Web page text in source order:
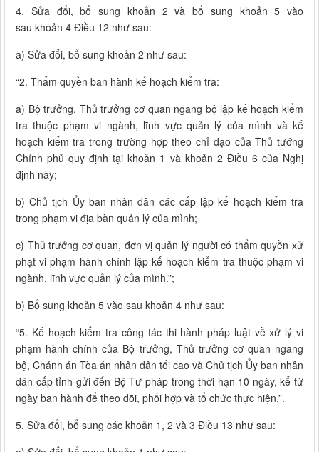
4. Sửa đổi, bổ sung khoản 2 và bổ sung khoản 5 vào
sau khoản 4 Điều 12 như sau:
a) Sửa đổi, bổ sung khoản 2 như sau:
“2. Thẩm quyền ban hành kế hoạch kiểm tra:
a) Bộ trưởng, Thủ trưởng cơ quan ngang bộ lập kế hoạch kiểm
tra thuộc phạm vi ngành, lĩnh vực quản lý của mình và kế
hoạch kiểm tra trong trường hợp theo chỉ đạo của Thủ tướng
Chính phủ quy định tại khoản 1 và khoản 2 Điều 6 của Nghị
định này;
b) Chủ tịch Ủy ban nhân dân các cấp lập kế hoạch kiểm tra
trong phạm vi địa bàn quản lý của mình;
c) Thủ trưởng cơ quan, đơn vị quản lý người có thẩm quyền xử
phạt vi phạm hành chính lập kế hoạch kiểm tra thuộc phạm vi
ngành, lĩnh vực quản lý của mình.”;
b) Bổ sung khoản 5 vào sau khoản 4 như sau:
“5. Kế hoạch kiểm tra công tác thi hành pháp luật về xử lý vi
phạm hành chính của Bộ trưởng, Thủ trưởng cơ quan ngang
bộ, Chánh án Tòa án nhân dân tối cao và Chủ tịch Ủy ban nhân
dân cấp tỉnh gửi đến Bộ Tư pháp trong thời hạn 10 ngày, kể từ
ngày ban hành để theo dõi, phối hợp và tổ chức thực hiện.”.
5. Sửa đổi, bổ sung các khoản 1, 2 và 3 Điều 13 như sau: